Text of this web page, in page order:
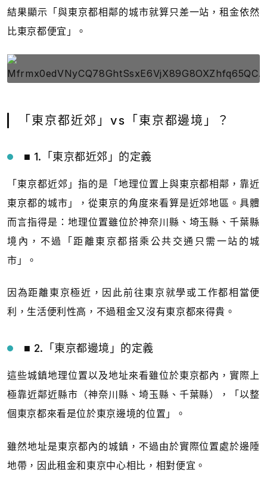
結果顯示「與東京都相鄰的城市就算只差一站，租金依然
比東京都便宜」。
「東京都近郊」vs「東京都邊境」？
■ 1.「東京都近郊」的定義
「東京都近郊」指的是「地理位置上與東京都相鄰，靠近
東京都的城市」，從東京的角度來看算是近郊地區。具體
而言指得是：地理位置雖位於神奈川縣、埼玉縣、千葉縣
境內，不過「距離東京都搭乘公共交通只需一站的城
市」。
因為距離東京極近，因此前往東京就學或工作都相當便
利，生活便利性高，不過租金又沒有東京都來得貴。
■ 2.「東京都邊境」的定義
這些城鎮地理位置以及地址來看雖位於東京都內，實際上
極靠近鄰近縣市（神奈川縣、埼玉縣、千葉縣），「以整
個東京都來看是位於東京邊境的位置」。
雖然地址是東京都內的城鎮，不過由於實際位置處於邊陲
地帶，因此租金和東京中心相比，相對便宜。